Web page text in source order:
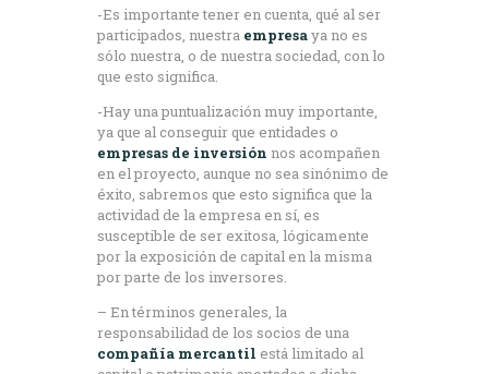
-Es importante tener en cuenta, qué al ser
participados, nuestra empresaya no es
sólo nuestra, o de nuestra sociedad, con lo
que esto significa.
-Hay una puntualización muy importante,
ya que al conseguir que entidades o
empresas de inversión nos acompañen
en el proyecto, aunque no sea sinónimo de
éxito, sabremos que esto significa que la
actividad de la empresa en sí, es
susceptible de ser exitosa, lógicamente
por la exposición de capital en la misma
por parte de los inversores.
– En términos generales, la
responsabilidad de los socios de una
compañía mercantil está limitado al